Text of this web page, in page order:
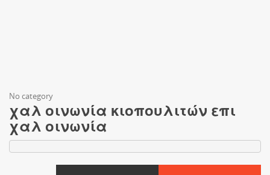
No category
χαλ οινωνία κιοπουλιτών επι
χαλ οινωνία